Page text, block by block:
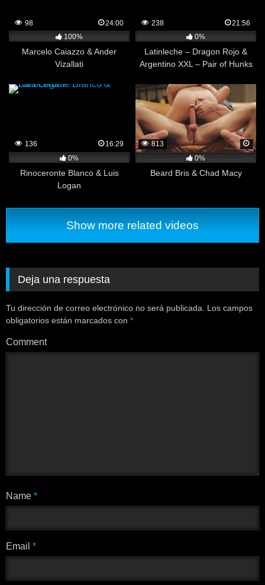
98
24:00
100%
Marcelo Caiazzo & Ander
Vizallati
238
21:56
0%
Latinleche – Dragon Rojo &
Argentino XXL – Pair of Hunks
136
16:29
0%
Rinoceronte Blanco & Luis
Logan
813
0%
Beard Bris & Chad Macy
Show more related videos
Deja una respuesta
Tu dirección de correo electrónico no será publicada.
Los campos
obligatorios están marcados con *
Comment
Name *
Email *